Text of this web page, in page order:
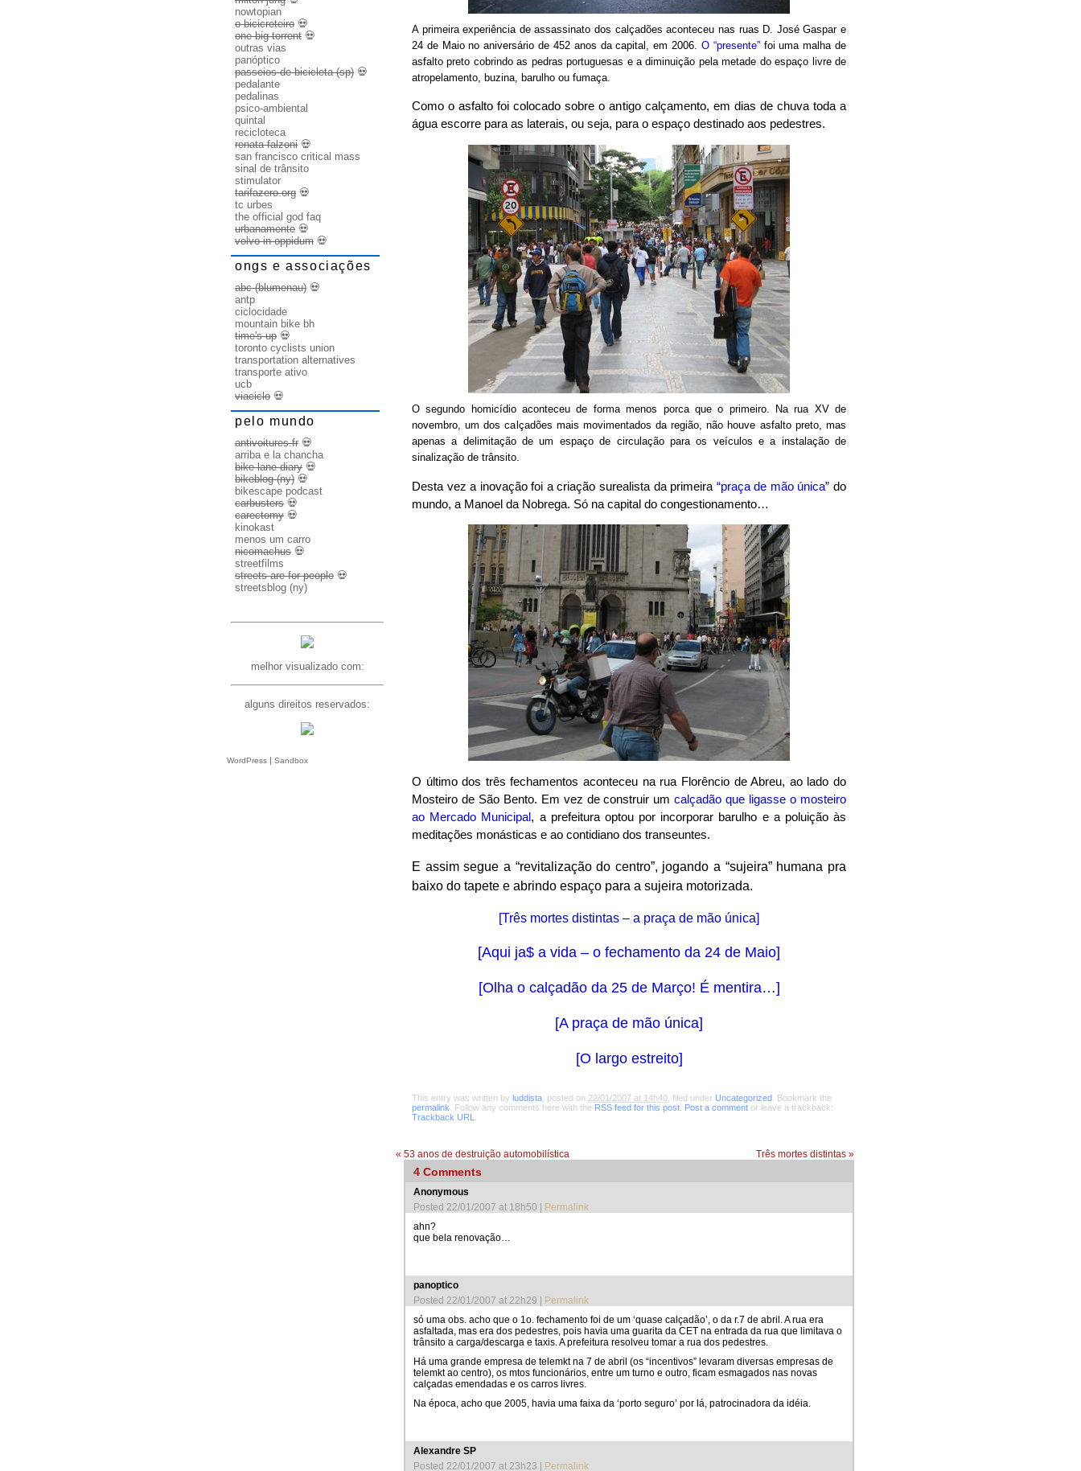
A primeira experiência de assassinato dos calçadões aconteceu nas ruas D. José Gaspar e
24 de Maio no aniversário de 452 anos da capital, em 2006. O “presente”foi uma malha de
asfalto preto cobrindo as pedras portuguesas e a diminuição pela metade do espaço livre de
atropelamento, buzina, barulho ou fumaça.
Como o asfalto foi colocado sobre o antigo calçamento, em dias de chuva toda a
água escorre para as laterais, ou seja, para o espaço destinado aos pedestres.
O segundo homicídio aconteceu de forma menos porca que o primeiro. Na rua XV de
novembro, um dos calçadões mais movimentados da região, não houve asfalto preto, mas
apenas a delimitação de um espaço de circulação para os veículos e a instalação de
sinalização de trânsito.
Desta vez a inovação foi a criação surealista da primeira “praça de mão única” do
mundo, a Manoel da Nobrega. Só na capital do congestionamento…
O último dos três fechamentos aconteceu na rua Florêncio de Abreu, ao lado do
Mosteiro de São Bento. Em vez de construir umcalçadão que ligasse o mosteiro
ao Mercado Municipal , a prefeitura optou por incorporar barulho e a poluição às
meditações monásticas e ao contidiano dos transeuntes.
E assim segue a “revitalização do centro”, jogando a “sujeira” humana pra
baixo do tapete e abrindo espaço para a sujeira motorizada.
[Três mortes distintas – a praça de mão única]
[Aqui ja$ a vida – o fechamento da 24 de Maio]
[Olha o calçadão da 25 de Março! É mentira…]
[A praça de mão única]
[O largo estreito]
This entry was written by luddista, posted on 22/01/2007 at 14h40, filed under Uncategorized. Bookmark the
permalink. Follow any comments here with the RSS feed for this post. Post a comment or leave a trackback:
Trackback URL.
« 53 anos de destruição automobilística Três mortes distintas »
4 Comments
Anonymous
Posted 22/01/2007 at 18h50
Permalink
ahn?
que bela renovação…
panoptico
Posted 22/01/2007 at 22h29
Permalink
só uma obs. acho que o 1o. fechamento foi de um ‘quase calçadão’, o da r.7 de abril. A rua era
asfaltada, mas era dos pedestres, pois havia uma guarita da CET na entrada da rua que limitava o
trânsito a carga/descarga e taxis. A prefeitura resolveu tomar a rua dos pedestres.
Há uma grande empresa de telemkt na 7 de abril (os “incentivos” levaram diversas empresas de
telemkt ao centro), os mtos funcionários, entre um turno e outro, ficam esmagados nas novas
calçadas emendadas e os carros livres.
Na época, acho que 2005, havia uma faixa da ‘porto seguro’ por lá, patrocinadora da idéia.
Alexandre SP
Posted 22/01/2007 at 23h23
Permalink
nowtopian
o bicicreteiro 💀
one big torrent 💀
outras vias
panóptico
passeios de bicicleta (sp) 💀
pedalante
pedalinas
psico-ambiental
quintal
recicloteca
renata falzoni 💀
san francisco critical mass
sinal de trânsito
stimulator
tarifazero.org 💀
tc urbes
the official god faq
urbanamente 💀
volvo in oppidum 💀
ongs e associações
abc (blumenau) 💀
antp
ciclocidade
mountain bike bh
time's up 💀
toronto cyclists union
transportation alternatives
transporte ativo
ucb
viaciclo 💀
pelo mundo
antivoitures.fr 💀
arriba e la chancha
bike lane diary 💀
bikeblog (ny) 💀
bikescape podcast
carbusters 💀
carectomy 💀
kinokast
menos um carro
nicomachus 💀
streetfilms
streets are for people 💀
streetsblog (ny)
melhor visualizado com:
alguns direitos reservados:
WordPress | Sandbox